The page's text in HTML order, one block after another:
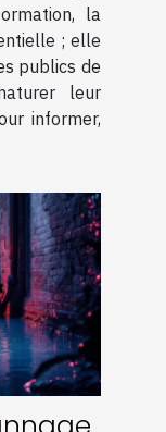
la
; elle
publics de
leur
informer,